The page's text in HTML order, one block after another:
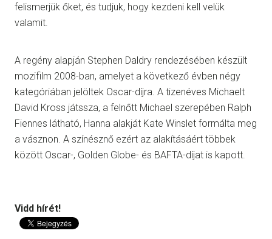
felismerjük őket, és tudjuk, hogy kezdeni kell velük
valamit.
A regény alapján Stephen Daldry rendezésében készült
mozifilm 2008-ban, amelyet a következő évben négy
kategóriában jelöltek Oscar-díjra. A tizenéves Michaelt
David Kross játssza, a felnőtt Michael szerepében Ralph
Fiennes látható, Hanna alakját Kate Winslet formálta meg
a vásznon. A színésznő ezért az alakításáért többek
között Oscar-, Golden Globe- és BAFTA-díjat is kapott.
Vidd hírét!